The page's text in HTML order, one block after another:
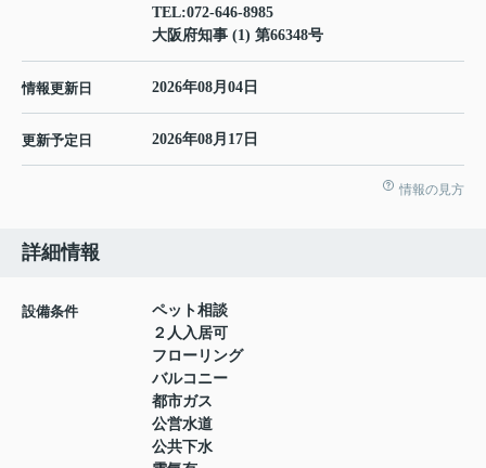
TEL:072-646-8985
大阪府知事 (1) 第66348号
情報更新日 2026年08月04日
更新予定日 2026年08月17日
情報の見方
詳細情報
設備条件
ペット相談
２人入居可
フローリング
バルコニー
都市ガス
公営水道
公共下水